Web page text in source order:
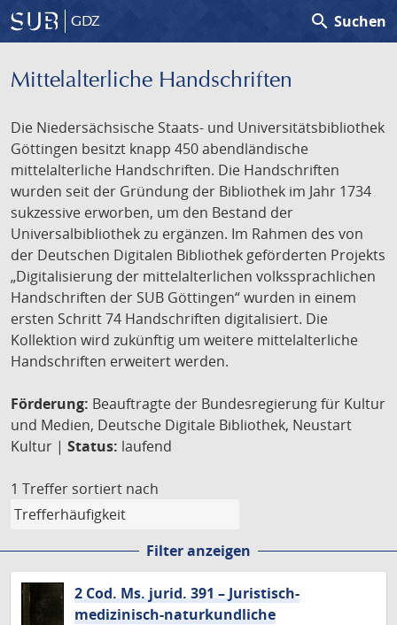
GDZ search Suchen
Mittelalterliche Handschriften
Die Niedersächsische Staats- und Universitätsbibliothek
Göttingen besitzt knapp 450 abendländische
mittelalterliche Handschriften. Die Handschriften
wurden seit der Gründung der Bibliothek im Jahr 1734
sukzessive erworben, um den Bestand der
Universalbibliothek zu ergänzen. Im Rahmen des von
der Deutschen Digitalen Bibliothek geförderten Projekts
„Digitalisierung der mittelalterlichen volkssprachlichen
Handschriften der SUB Göttingen“ wurden in einem
ersten Schritt 74 Handschriften digitalisiert. Die
Kollektion wird zukünftig um weitere mittelalterliche
Handschriften erweitert werden.
Förderung: Beauftragte der Bundesregierung für Kultur
und Medien, Deutsche Digitale Bibliothek, Neustart
Kultur | Status: laufend
1 Treffer sortiert nach
Filter anzeigen
2 Cod. Ms. jurid. 391 – Juristisch-
medizinisch-naturkundliche